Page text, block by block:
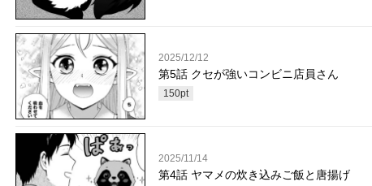
2025/12/12
第5話 クセが強いコンビニ店員さん
150pt
2025/11/14
第4話 ヤマメの炊き込みご飯と唐揚げ